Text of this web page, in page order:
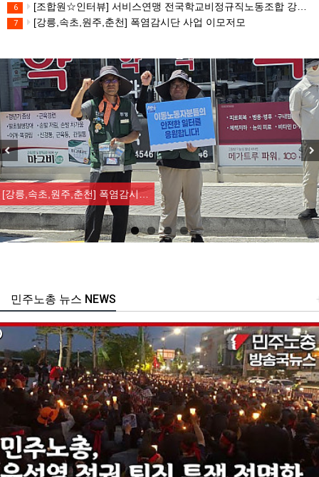
6 [조합원☆인터뷰] 서비스연맹 전국학교비정규직노동조합 강원지부 김유미 춘천지회장
7 [강릉,속초,원주,춘천] 폭염감시단 사업 이모저모
[강릉,속초,원주,춘천] 폭염감시…
주노총 뉴스 NEWS